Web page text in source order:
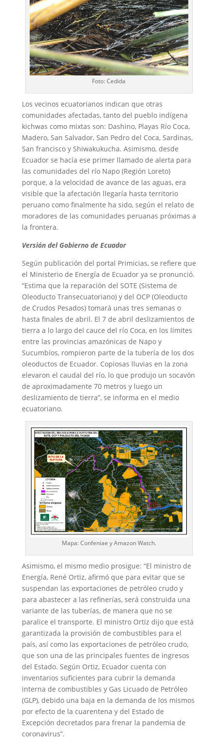
Foto: Cedida
Los vecinos ecuatorianos indican que otras
comunidades afectadas, tanto del pueblo indígena
kichwas como mixtas son: Dashino, Playas Río Coca,
Madero, San Salvador, San Pedro del Coca, Sardinas,
San francisco y Shiwakukucha. Asimismo, desde
Ecuador se hacía ese primer llamado de alerta para
las comunidades del río Napo (Región Loreto)
porque, a la velocidad de avance de las aguas, era
visible que la afectación llegaría hasta territorio
peruano como finalmente ha sido, según el relato de
moradores de las comunidades peruanas próximas a
la frontera.
Versión del Gobierno de Ecuador
Según publicación del portal Primicias, se refiere que
el Ministerio de Energía de Ecuador ya se pronunció.
“Estima que la reparación del SOTE (Sistema de
Oleoducto Transecuatoriano) y del OCP (Oleoducto
de Crudos Pesados) tomará unas tres semanas o
hasta finales de abril. El 7 de abril deslizamientos de
tierra a lo largo del cauce del río Coca, en los límites
entre las provincias amazónicas de Napo y
Sucumbíos, rompieron parte de la tubería de los dos
oleoductos de Ecuador. Copiosas lluvias en la zona
elevaron el caudal del río, lo que produjo un socavón
de aproximadamente 70 metros y luego un
deslizamiento de tierra”, se informa en el medio
ecuatoriano.
Mapa: Confeniae y Amazon Watch.
Asimismo, el mismo medio prosigue: “El ministro de
Energía, René Ortiz, afirmó que para evitar que se
suspendan las exportaciones de petróleo crudo y
para abastecer a las refinerías, será construida una
variante de las tuberías, de manera que no se
paralice el transporte. El ministro Ortiz dijo que está
garantizada la provisión de combustibles para el
país, así como las exportaciones de petróleo crudo,
que son una de las principales fuentes de ingresos
del Estado. Según Ortiz, Ecuador cuenta con
inventarios suficientes para cubrir la demanda
interna de combustibles y Gas Licuado de Petróleo
(GLP), debido una baja en la demanda de los mismos
por efecto de la cuarentena y del Estado de
Excepción decretados para frenar la pandemia de
coronavirus”.